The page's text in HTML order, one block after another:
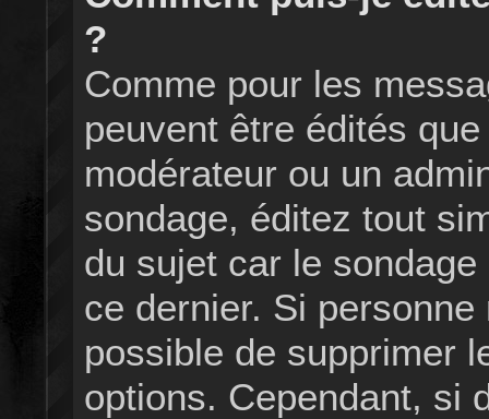
?
Comme pour les
peuvent être édités
modérateur ou un
sondage, éditez tout
du sujet car le
ce dernier. Si personne
possible de supprimer
options. Cependant, si